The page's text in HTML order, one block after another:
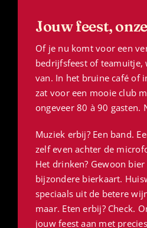
Jouw feest,
Of je nu komt voor een
bedrijfsfeest of teamuitje,
van. In het bruine café of
zat voor een mooie club
ongeveer 80 à 90 gasten.
Muziek erbij? Een band.
zelf even achter de
Het drinken? Gewoon
bijzondere bierkaart.
speciaals uit de betere
maar. Eten erbij? Check.
jouw feest aan met